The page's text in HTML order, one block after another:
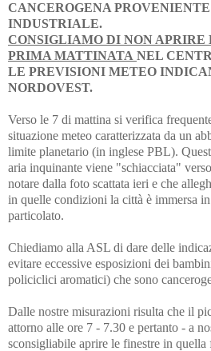
CANCEROGENA
INDUSTRIALE.
CONSIGLIAMO DI NON APRIRE
PRIMA MATTINATA NEL
LE PREVISIONI METEO
NORDOVEST.
Verso le 7 di mattina si verifica
situazione meteo caratterizzata da un
limite planetario (in inglese PBL).
aria inquinante viene "schiacciata"
notare dalla foto scattata ieri e che
in quelle condizioni la città è immersa
particolato.
Chiediamo alla ASL di dare delle
evitare eccessive esposizioni dei
policiclici aromatici) che sono
Dalle nostre misurazioni risulta che il
attorno alle ore 7 - 7.30 e pertanto - a
sconsigliabile aprire le finestre in quella